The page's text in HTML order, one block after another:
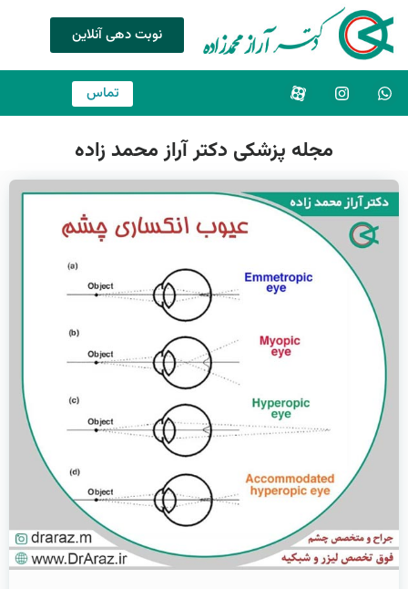
نوبت دهی آنلاین
تماس
مجله پزشکی دکتر آراز محمد زاده